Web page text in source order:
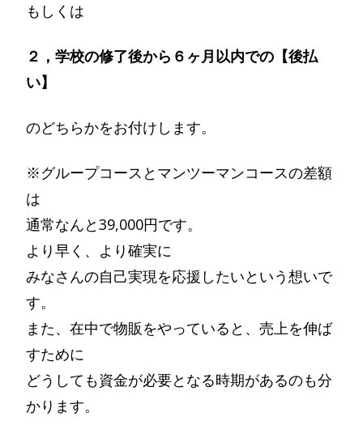
もしくは
２，学校の修了後から６ヶ月以内での【後払
い】
のどちらかをお付けします。
※グループコースとマンツーマンコースの差額
は
通常なんと39,000円です。
より早く、より確実に
みなさんの自己実現を応援したいという想いで
す。
また、在中で物販をやっていると、売上を伸ば
すために
どうしても資金が必要となる時期があるのも分
かります。